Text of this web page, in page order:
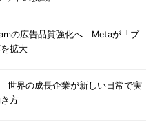
の広告品質強化へ Metaが「ブ
拡大
世界の成長企業が新しい日常で実
方